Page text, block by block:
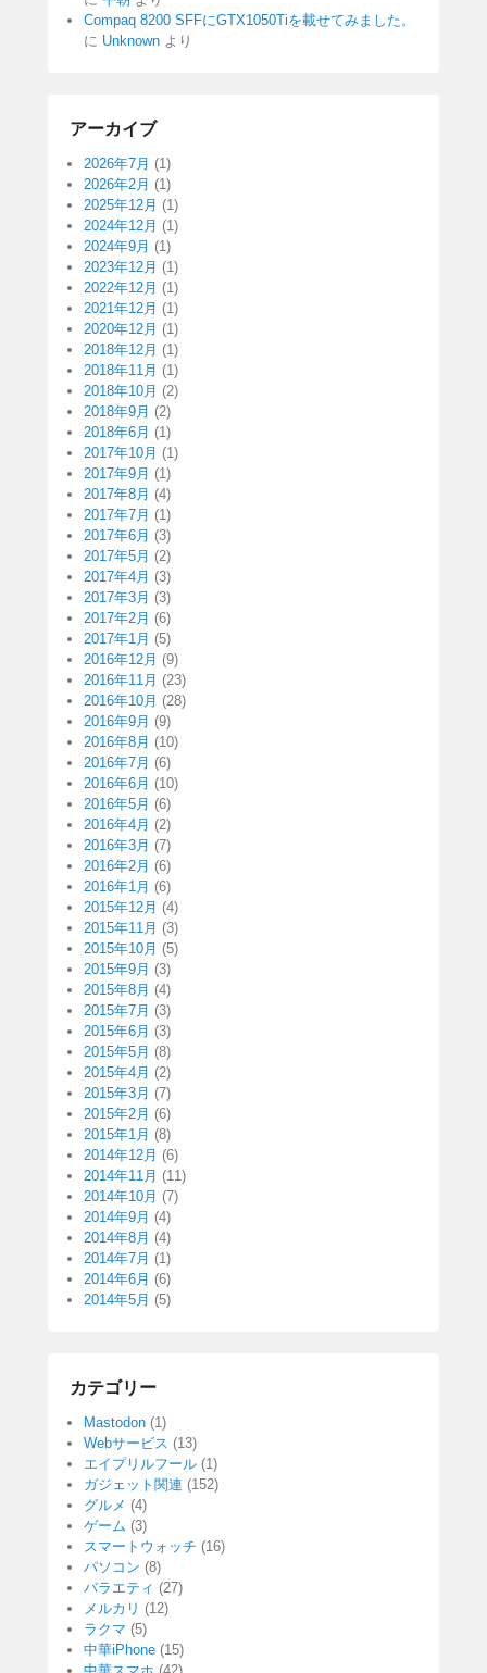
Compaq 8200 SFFにGTX1050Tiを載せてみました。
に Unknown より
アーカイブ
2026年7月 (1)
2026年2月 (1)
2025年12月 (1)
2024年12月 (1)
2024年9月 (1)
2023年12月 (1)
2022年12月 (1)
2021年12月 (1)
2020年12月 (1)
2018年12月 (1)
2018年11月 (1)
2018年10月 (2)
2018年9月 (2)
2018年6月 (1)
2017年10月 (1)
2017年9月 (1)
2017年8月 (4)
2017年7月 (1)
2017年6月 (3)
2017年5月 (2)
2017年4月 (3)
2017年3月 (3)
2017年2月 (6)
2017年1月 (5)
2016年12月 (9)
2016年11月 (23)
2016年10月 (28)
2016年9月 (9)
2016年8月 (10)
2016年7月 (6)
2016年6月 (10)
2016年5月 (6)
2016年4月 (2)
2016年3月 (7)
2016年2月 (6)
2016年1月 (6)
2015年12月 (4)
2015年11月 (3)
2015年10月 (5)
2015年9月 (3)
2015年8月 (4)
2015年7月 (3)
2015年6月 (3)
2015年5月 (8)
2015年4月 (2)
2015年3月 (7)
2015年2月 (6)
2015年1月 (8)
2014年12月 (6)
2014年11月 (11)
2014年10月 (7)
2014年9月 (4)
2014年8月 (4)
2014年7月 (1)
2014年6月 (6)
2014年5月 (5)
カテゴリー
Mastodon (1)
Webサービス (13)
エイプリルフール (1)
ガジェット関連 (152)
グルメ (4)
ゲーム (3)
スマートウォッチ (16)
パソコン (8)
バラエティ (27)
メルカリ (12)
ラクマ (5)
中華iPhone (15)